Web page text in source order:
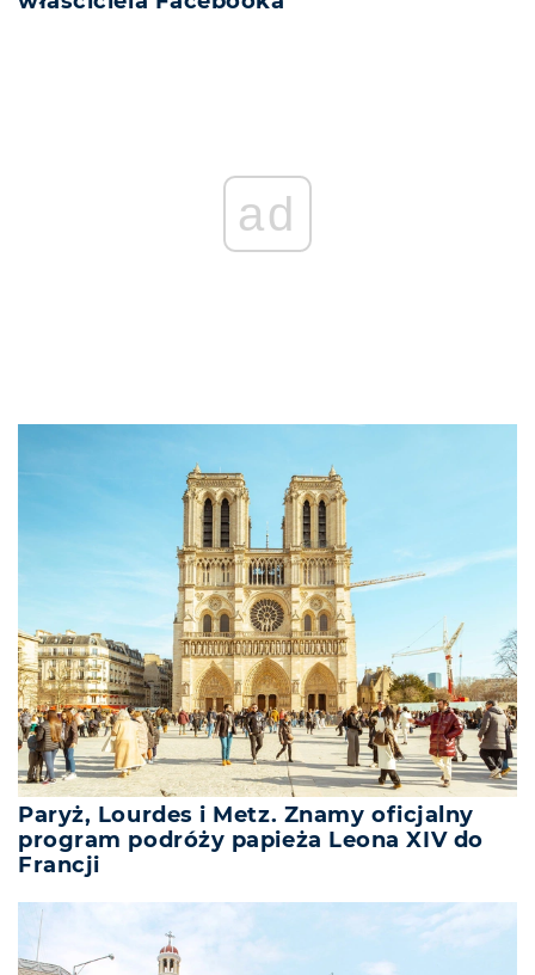
ad
Paryż, Lourdes i Metz. Znamy oficjalny
program podróży papieża Leona XIV do
Francji